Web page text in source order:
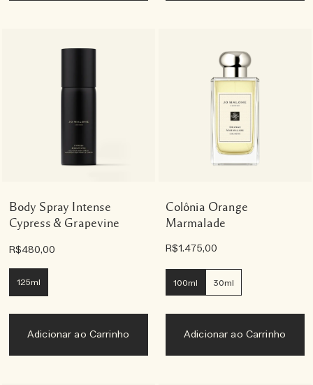
Body Spray Intense
Cypress & Grapevine
R$480,00
125ml
Adicionar ao Carrinho
Colônia Orange
Marmalade
R$1.475,00
100ml 30ml
Adicionar ao Carrinho